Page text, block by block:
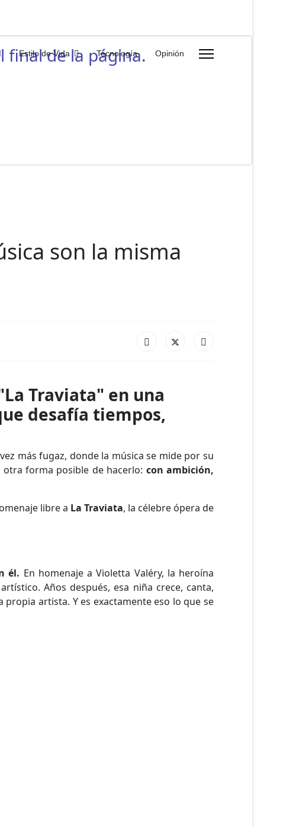
Estilo de Vida Tecnología Opinión
final de la página.
son la misma
Traviata" en una
desafía tiempos,
más fugaz, donde la música se mide por su
forma posible de hacerlo: con ambición,
libre a La Traviata, la célebre ópera de
él. En homenaje a Violetta Valéry, la heroína
Años después, esa niña crece, canta,
propia artista. Y es exactamente eso lo que se